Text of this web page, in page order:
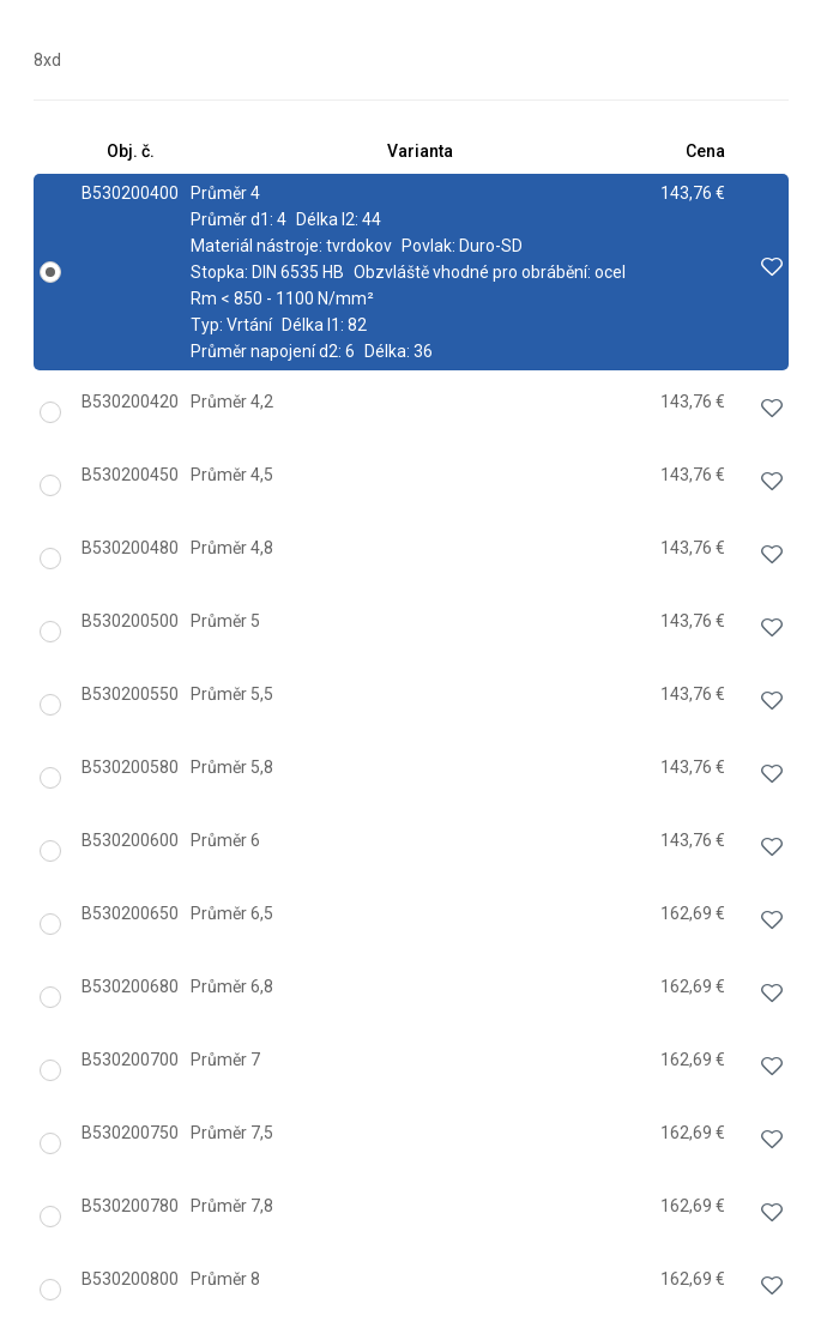
8xd
Obj. č. Varianta Cena
B530200400
Průměr 4
Průměr d1: 4 Délka l2: 44
Materiál nástroje: tvrdokov Povlak: Duro-SD
Stopka: DIN 6535 HB Obzvláště vhodné pro obrábění: ocel
Rm < 850 - 1100 N/mm²
Typ: Vrtání Délka l1: 82
Průměr napojení d2: 6 Délka: 36
143,76 €
B530200420 Průměr 4,2 143,76 €
B530200450 Průměr 4,5 143,76 €
B530200480 Průměr 4,8 143,76 €
B530200500 Průměr 5 143,76 €
B530200550 Průměr 5,5 143,76 €
B530200580 Průměr 5,8 143,76 €
B530200600 Průměr 6 143,76 €
B530200650 Průměr 6,5 162,69 €
B530200680 Průměr 6,8 162,69 €
B530200700 Průměr 7 162,69 €
B530200750 Průměr 7,5 162,69 €
B530200780 Průměr 7,8 162,69 €
B530200800 Průměr 8 162,69 €